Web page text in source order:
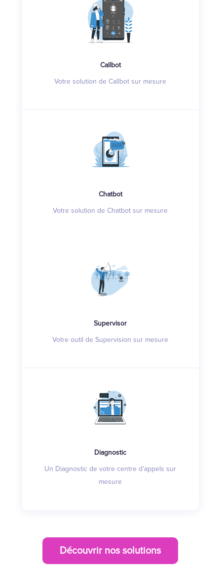
Callbot
Votre solution de Callbot sur mesure
Chatbot
Votre solution de Chatbot sur mesure
Supervisor
Votre outil de Supervision sur mesure
Diagnostic
Un Diagnostic de votre centre d’appels sur
mesure
Découvrir nos solutions